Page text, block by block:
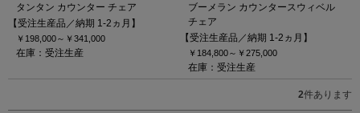
タンタン カウンター チェア
【受注生産品／納期 1-2ヵ月】
￥198,000～ ￥341,000
在庫：受注生産
ブーメラン カウンタースウィベル
チェア
【受注生産品／納期 1-2ヵ月】
￥184,800～ ￥275,000
在庫：受注生産
2件あります